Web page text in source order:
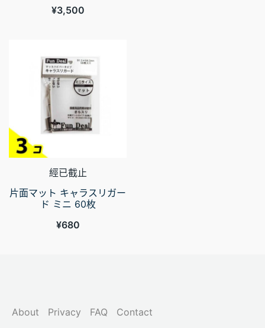
¥3,500
經已截止
片面マット キャラスリガー
ド ミニ 60枚
¥680
About Privacy FAQ Contact